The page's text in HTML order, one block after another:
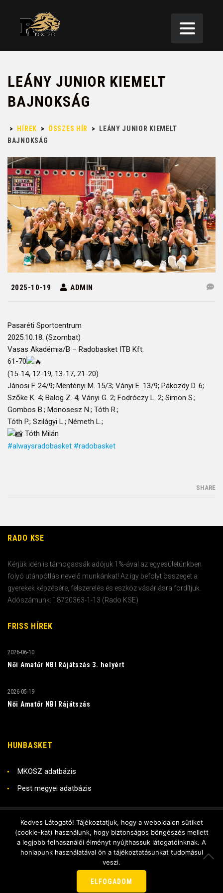
LEÁNY JUNIOR KIEMELT
BAJNOKSÁG
> HÍREK > ÖSSZES HÍR >
LEÁNY JUNIOR KIEMELT
BAJNOKSÁG
2025-10-19 ADMIN
Pasaréti Sportcentrum
2025.10.18. (Szombat)
Vasas Akadémia/B – Radobasket ITB Kft.
61-70
(15-14, 12-19, 13-17, 21-20)
Jánosi F. 24/9; Mentényi M. 15/3; Ványi E. 13/9; Pákozdy D. 6;
Szőke K. 4; Balog Z. 4; Ványi G. 2; Fodróczy L. 2; Simon S.;
Gombos B.; Monosesz N.; Tóth R.;
Tóth P.; Szilágyi L.; Németh L.;
Tóth Milán
#alwaysradobasket #radobasket
SHARE
RADO KSE
Kérjük idén is támogassák adójuk 1%-ával az egyesületünkben
folyó utánpótlás nevelő munkánkat! Az így befolyt összeget a
gyerekek képzésére, felszerelés és eszköz vásárlásra fordítjuk.
Adószámunk: 18720363-1-13 (Rado KSE)
FRISS HÍREK
Női Amatőr NBI Rájátszás 3. helyért
2026-06-10
Női Amatőr NBI Rájátszás
2026-05-19
HUNBASKET
MKOSZ adatbázis
Pest megyei adatbázis
Copyright © 2018 RADO KSE
Készítette - DX Stúdió
KÖVESS BE MINKET ITT IS:
Kedves Látogató! Tájékoztatjuk, hogy a weboldalon sütiket
(cookie-kat) használunk, hogy biztonságos böngészés mellett
a legjobb felhasználói élményt nyújthassuk látogatóinknak. A
honlapunk használatával ön a tájékoztatásunkat tudomásul
veszi.
ELFOGADOM